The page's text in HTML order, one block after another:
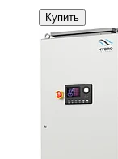
Купить